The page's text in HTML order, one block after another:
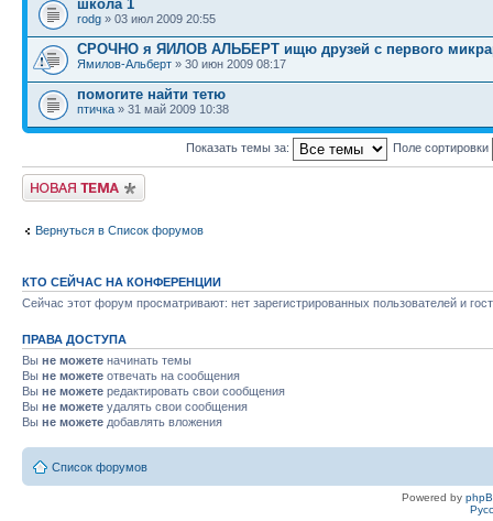
школа 1
rodg » 03 июл 2009 20:55
СРОЧНО я ЯИЛОВ АЛЬБЕРТ ищю друзей с первого
Ямилов-Альберт » 30 июн 2009 08:17
помогите найти тетю
птичка » 31 май 2009 10:38
Показать темы за: Поле сортировки
Новая тема
Вернуться в Список форумов
КТО СЕЙЧАС НА КОНФЕРЕНЦИИ
Сейчас этот форум просматривают: нет зарегистрированных пользователей и
ПРАВА ДОСТУПА
Вы не можете начинать темы
Вы не можете отвечать на сообщения
Вы не можете редактировать свои сообщения
Вы не можете удалять свои сообщения
Вы не можете добавлять вложения
Список форумов
Powered by